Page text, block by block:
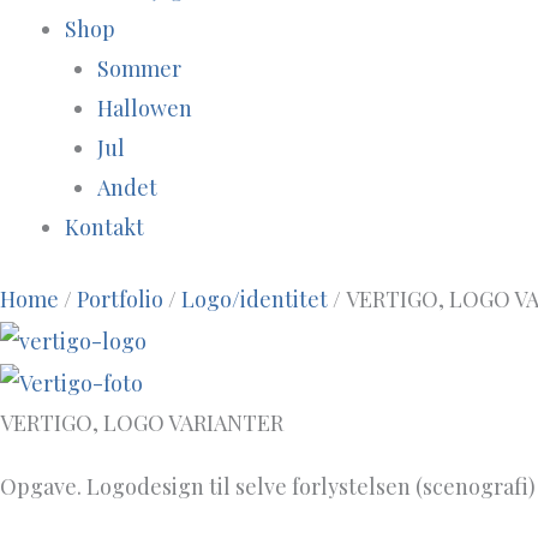
Shop
Sommer
Hallowen
Jul
Andet
Kontakt
Home / Portfolio / Logo/identitet/ VERTIGO, LOGO
VERTIGO, LOGO VARIANTER
Opgave. Logodesign til selve forlystelsen (scenografi)